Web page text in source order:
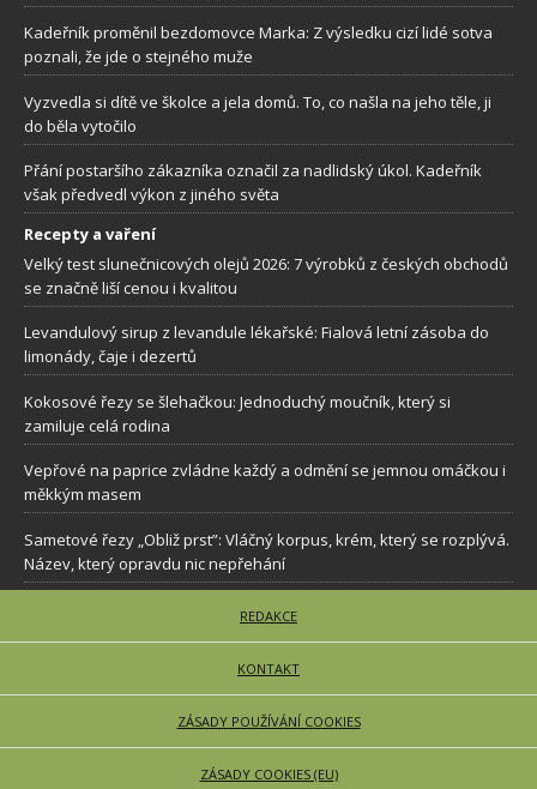
Kadeřník proměnil bezdomovce Marka: Z výsledku cizí lidé sotva
poznali, že jde o stejného muže
Vyzvedla si dítě ve školce a jela domů. To, co našla na jeho těle, ji
do běla vytočilo
Přání postaršího zákazníka označil za nadlidský úkol. Kadeřník
však předvedl výkon z jiného světa
Recepty a vaření
Velký test slunečnicových olejů 2026: 7 výrobků z českých obchodů
se značně liší cenou i kvalitou
Levandulový sirup z levandule lékařské: Fialová letní zásoba do
limonády, čaje i dezertů
Kokosové řezy se šlehačkou: Jednoduchý moučník, který si
zamiluje celá rodina
Vepřové na paprice zvládne každý a odmění se jemnou omáčkou i
měkkým masem
Sametové řezy „Obliž prst”: Vláčný korpus, krém, který se rozplývá.
Název, který opravdu nic nepřehání
REDAKCE
KONTAKT
ZÁSADY POUŽÍVÁNÍ COOKIES
ZÁSADY COOKIES (EU)